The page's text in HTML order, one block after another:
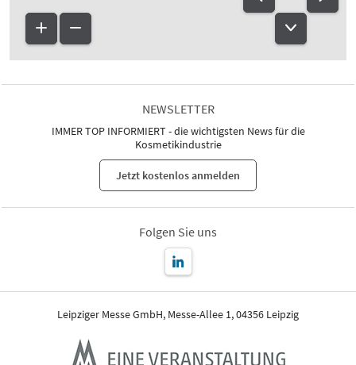
NEWSLETTER
IMMER TOP INFORMIERT - die wichtigsten News für die
Kosmetikindustrie
Jetzt kostenlos anmelden
Folgen Sie uns
Leipziger Messe GmbH, Messe-Allee 1, 04356 Leipzig